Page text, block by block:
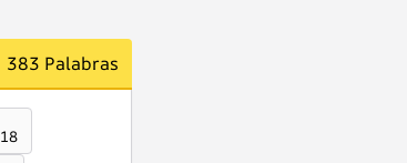
383 Palabras
18